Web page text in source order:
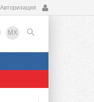
Авторизация
MX
EN